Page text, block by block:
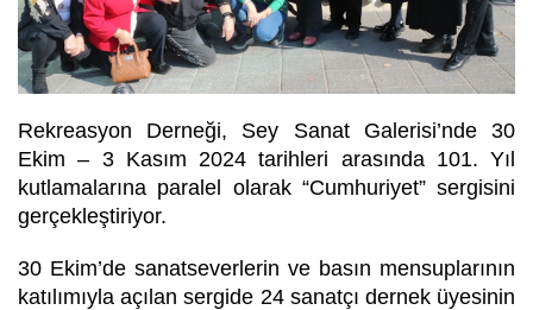
Rekreasyon Derneği, Sey Sanat Galerisi’nde 30
Ekim – 3 Kasım 2024 tarihleri arasında 101. Yıl
kutlamalarına paralel olarak “Cumhuriyet” sergisini
gerçekleştiriyor.
30 Ekim’de sanatseverlerin ve basın mensuplarının
katılımıyla açılan sergide 24 sanatçı dernek üyesinin